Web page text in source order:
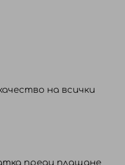
на всички
преди плащане